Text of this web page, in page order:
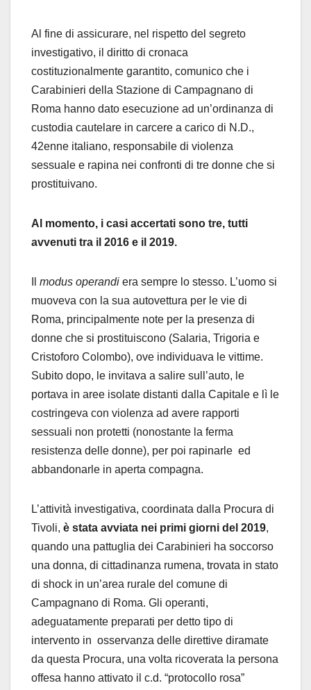
Al fine di assicurare, nel rispetto del segreto
investigativo, il diritto di cronaca
costituzionalmente garantito, comunico che i
Carabinieri della Stazione di Campagnano di
Roma hanno dato esecuzione ad un’ordinanza di
custodia cautelare in carcere a carico di N.D.,
42enne italiano, responsabile di violenza
sessuale e rapina nei confronti di tre donne che si
prostituivano.
Al momento, i casi accertati sono tre, tutti
avvenuti tra il 2016 e il 2019.
modus operandi era sempre lo stesso. L’uomo si
muoveva con la sua autovettura per le vie di
Roma, principalmente note per la presenza di
donne che si prostituiscono (Salaria, Trigoria e
Cristoforo Colombo), ove individuava le vittime.
Subito dopo, le invitava a salire sull’auto, le
portava in aree isolate distanti dalla Capitale e lì le
costringeva con violenza ad avere rapporti
sessuali non protetti (nonostante la ferma
resistenza delle donne), per poi rapinarle ed
abbandonarle in aperta compagna.
L’attività investigativa, coordinata dalla Procura di
Tivoli, è stata avviata nei primi giorni del 2019,
quando una pattuglia dei Carabinieri ha soccorso
una donna, di cittadinanza rumena, trovata in stato
di shock in un’area rurale del comune di
Campagnano di Roma. Gli operanti,
adeguatamente preparati per detto tipo di
intervento in osservanza delle direttive diramate
da questa Procura, una volta ricoverata la persona
offesa hanno attivato il c.d. “protocollo rosa”